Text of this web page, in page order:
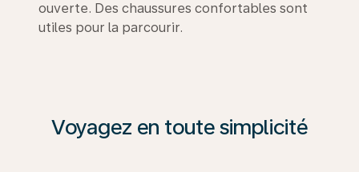
ouverte. Des chaussures confortables sont
utiles pour la parcourir.
Voyagez en toute simplicité